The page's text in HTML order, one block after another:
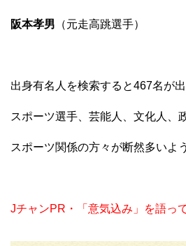
阪本孝男 （元走高跳選手）
出身有名人を検索すると467名が出
スポーツ選手、芸能人、文化人、
スポーツ関係の方々が断然多いよ
JチャンPR・「意気込み」を語っ